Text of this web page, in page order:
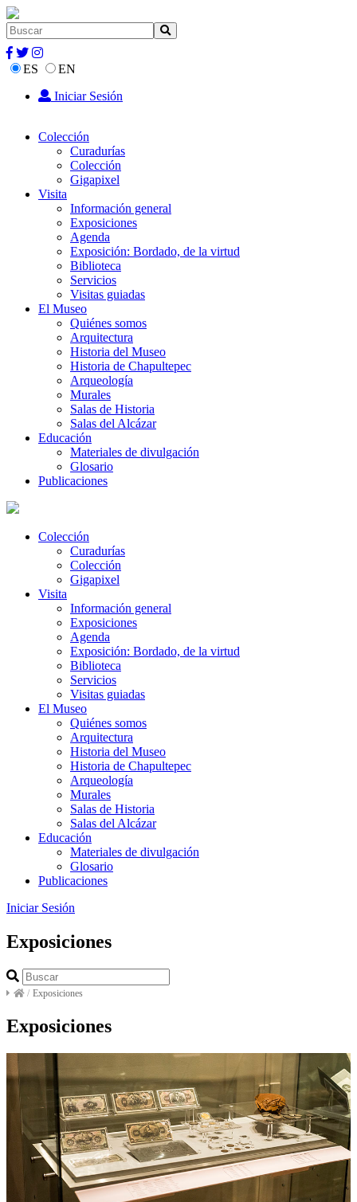
ES
EN
Iniciar Sesión
Colección
Curadurías
Colección
Gigapixel
Visita
Información general
Exposiciones
Agenda
Exposición: Bordado, de la virtud
Biblioteca
Servicios
Visitas guiadas
El Museo
Quiénes somos
Arquitectura
Historia del Museo
Historia de Chapultepec
Arqueología
Murales
Salas de Historia
Salas del Alcázar
Educación
Materiales de divulgación
Glosario
Publicaciones
Colección
Curadurías
Colección
Gigapixel
Visita
Información general
Exposiciones
Agenda
Exposición: Bordado, de la virtud
Biblioteca
Servicios
Visitas guiadas
El Museo
Quiénes somos
Arquitectura
Historia del Museo
Historia de Chapultepec
Arqueología
Murales
Salas de Historia
Salas del Alcázar
Educación
Materiales de divulgación
Glosario
Publicaciones
Iniciar Sesión
Exposiciones
/ Exposiciones
Exposiciones